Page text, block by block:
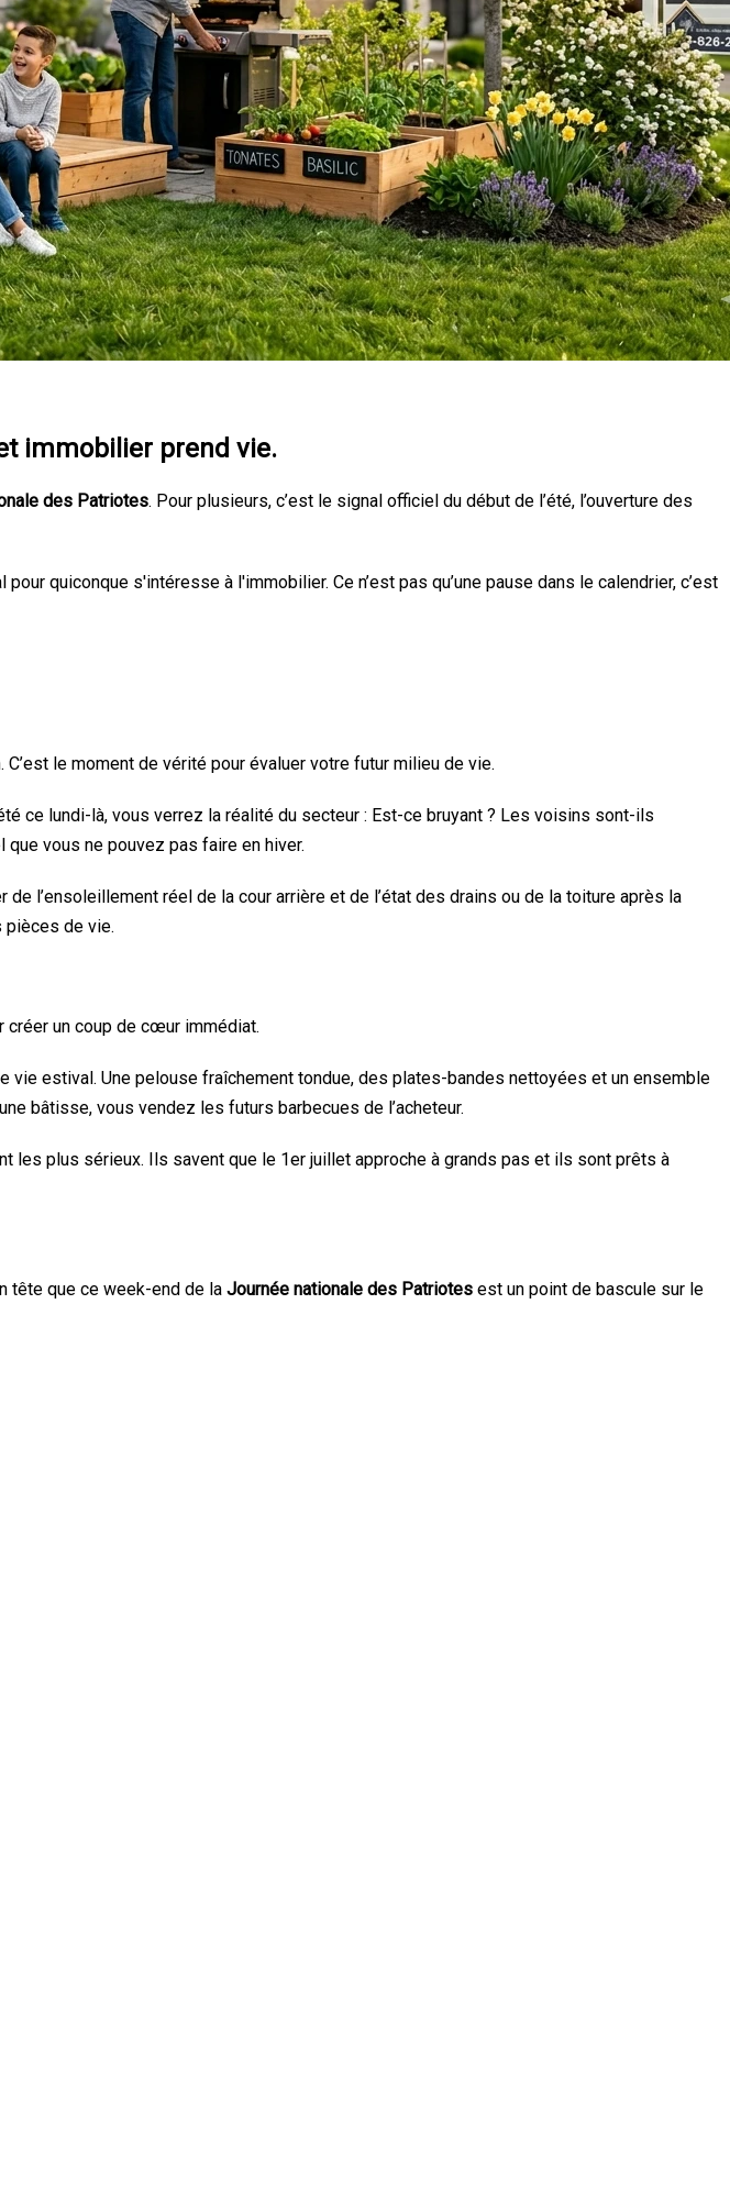
immobilier prend vie.
des Patriotes. Pour plusieurs, c’est le signal officiel du début de l’été, l’ouverture des
quiconque s'intéresse à l'immobilier. Ce n’est pas qu’une pause dans le calendrier, c’est
le moment de vérité pour évaluer votre futur milieu de vie.
ce lundi-là, vous verrez la réalité du secteur : Est-ce bruyant ? Les voisins sont-ils
vous ne pouvez pas faire en hiver.
l’ensoleillement réel de la cour arrière et de l’état des drains ou de la toiture après la
pièces de vie.
un coup de cœur immédiat.
vie estival. Une pelouse fraîchement tondue, des plates-bandes nettoyées et un ensemble
bâtisse, vous vendez les futurs barbecues de l’acheteur.
les plus sérieux. Ils savent que le 1er juillet approche à grands pas et ils sont prêts à
tête que ce week-end de la Journée nationale des Patriotes est un point de bascule sur le